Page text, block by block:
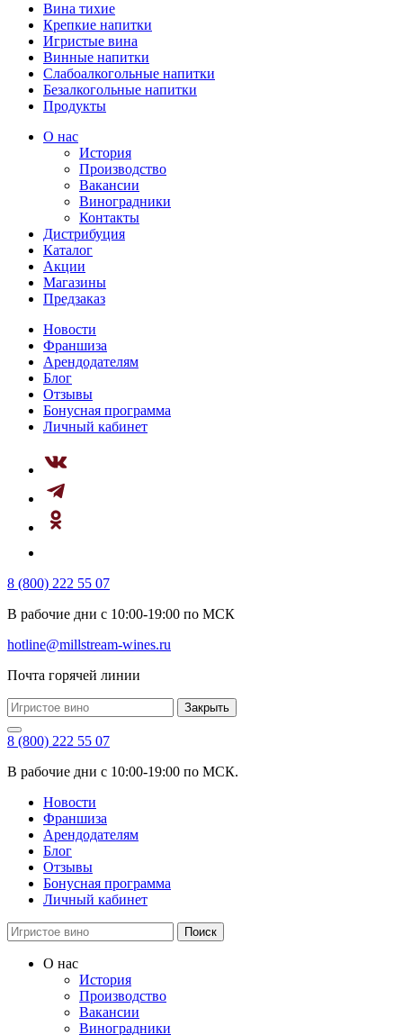
Вина тихие
Крепкие напитки
Игристые вина
Винные напитки
Слабоалкогольные напитки
Безалкогольные напитки
Продукты
О нас
История
Производство
Вакансии
Виноградники
Контакты
Дистрибуция
Каталог
Акции
Магазины
Предзаказ
Новости
Франшиза
Арендодателям
Блог
Отзывы
Бонусная программа
Личный кабинет
8 (800) 222 55 07
В рабочие дни с 10:00-19:00 по МСК
hotline@millstream-wines.ru
Почта горячей линии
Закрыть
8 (800) 222 55 07
В рабочие дни с 10:00-19:00 по МСК.
Новости
Франшиза
Арендодателям
Блог
Отзывы
Бонусная программа
Личный кабинет
Поиск
О нас
История
Производство
Вакансии
Виноградники